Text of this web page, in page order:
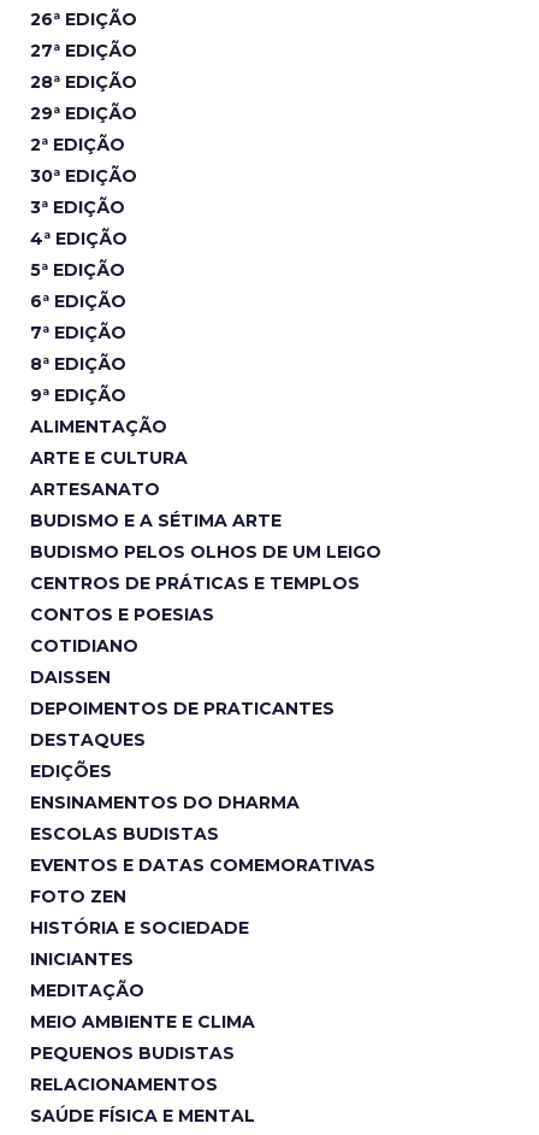
26ª EDIÇÃO
27ª EDIÇÃO
28ª EDIÇÃO
29ª EDIÇÃO
2ª EDIÇÃO
30ª EDIÇÃO
3ª EDIÇÃO
4ª EDIÇÃO
5ª EDIÇÃO
6ª EDIÇÃO
7ª EDIÇÃO
8ª EDIÇÃO
9ª EDIÇÃO
ALIMENTAÇÃO
ARTE E CULTURA
ARTESANATO
BUDISMO E A SÉTIMA ARTE
BUDISMO PELOS OLHOS DE UM LEIGO
CENTROS DE PRÁTICAS E TEMPLOS
CONTOS E POESIAS
COTIDIANO
DAISSEN
DEPOIMENTOS DE PRATICANTES
DESTAQUES
EDIÇÕES
ENSINAMENTOS DO DHARMA
ESCOLAS BUDISTAS
EVENTOS E DATAS COMEMORATIVAS
FOTO ZEN
HISTÓRIA E SOCIEDADE
INICIANTES
MEDITAÇÃO
MEIO AMBIENTE E CLIMA
PEQUENOS BUDISTAS
RELACIONAMENTOS
SAÚDE FÍSICA E MENTAL